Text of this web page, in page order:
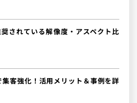
されている解像度・アスペクト比
客強化！活用メリット＆事例を詳